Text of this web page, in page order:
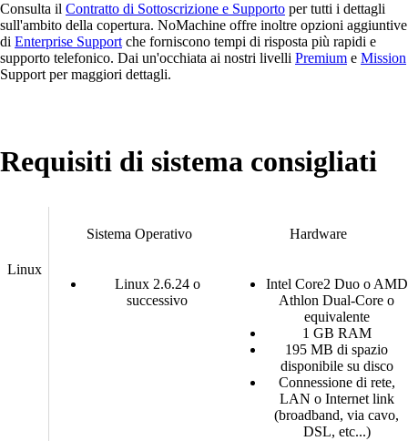
Consulta il Contratto di Sottoscrizione e Supporto per tutti i dettagli
sull'ambito della copertura. NoMachine offre inoltre opzioni aggiuntive
di Enterprise Supportche forniscono tempi di risposta più rapidi e
supporto telefonico. Dai un'occhiata ai nostri livelli Premium e Mission
Support per maggiori dettagli.
Requisiti di sistema consigliati
Sistema Operativo Hardware
Linux
Linux 2.6.24 o
successivo
Intel Core2 Duo o AMD
Athlon Dual-Core o
equivalente
1 GB RAM
195 MB di spazio
disponibile su disco
Connessione di rete,
LAN o Internet link
(broadband, via cavo,
DSL, etc...)